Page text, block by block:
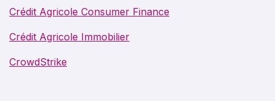
Crédit Agricole Consumer Finance
Crédit Agricole Immobilier
CrowdStrike